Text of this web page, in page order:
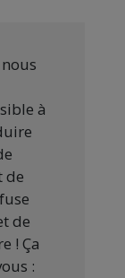
à
de
de
! Ça
: